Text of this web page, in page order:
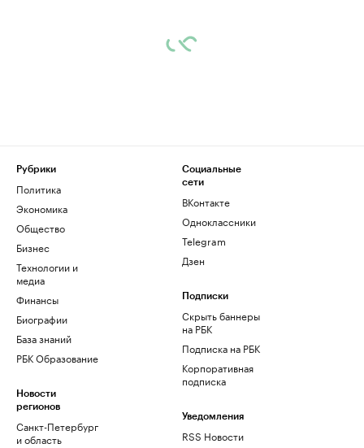
Рубрики
Политика
Экономика
Общество
Бизнес
Технологии и
медиа
Финансы
Биографии
База знаний
РБК Образование
Новости
регионов
Санкт-Петербург
и область
Социальные
сети
ВКонтакте
Одноклассники
Telegram
Дзен
Подписки
Скрыть баннеры
на РБК
Подписка на РБК
Корпоративная
подписка
Уведомления
RSS Новости